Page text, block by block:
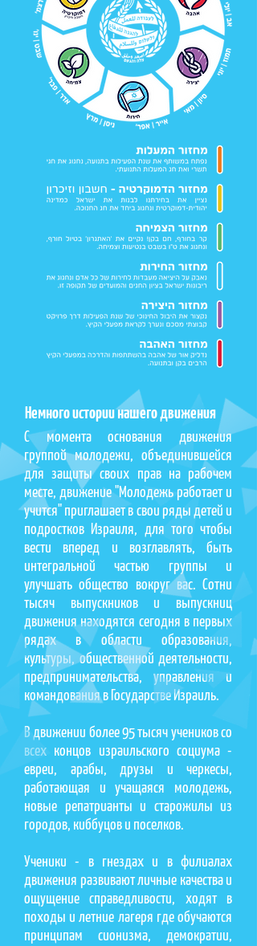
Немного истории нашего движения
С момента основания движения
группой молодежи, объединившейся
для защиты своих прав на рабочем
месте, движение "Молодежь работает и
учится" приглашает в свои ряды детей и
подростков Израиля, для того чтобы
вести вперед и возглавлять, быть
интегральной частью группы и
улучшать общество вокруг вас. Сотни
тысяч выпускников и выпускниц
движения находятся сегодня в первых
рядах в области образования,
культуры, общественной деятельности,
предпринимательства, управления и
командования в Государстве Израиль.
В движении более 95 тысяч учеников со
всех концов израильского социума -
евреи, арабы, друзы и черкесы,
работающая и учащаяся молодежь,
новые репатрианты и старожилы из
городов, киббуцов и поселков.
Ученики - в гнездах и в филиалах
движения развивают личные качества и
ощущение справедливости, ходят в
походы и летние лагеря где обучаются
принципам сионизма, демократии,